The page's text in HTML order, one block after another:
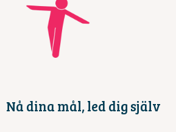
Nå dina mål, led dig själv